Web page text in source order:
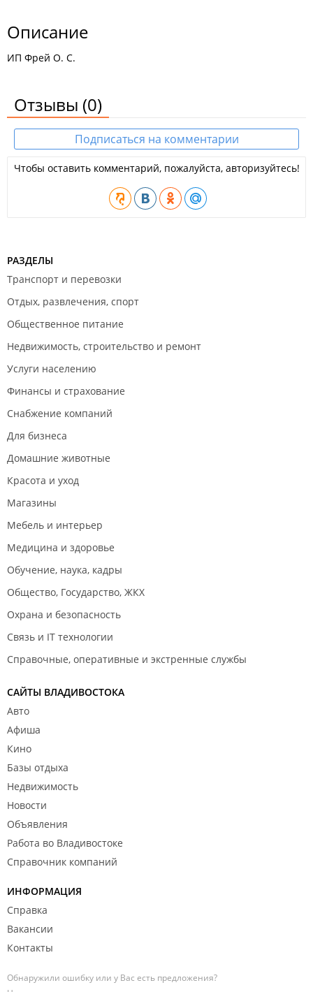
Описание
ИП Фрей О. С.
Отзывы (0)
Подписаться на комментарии
Чтобы оставить комментарий, пожалуйста, авторизуйтесь!
РАЗДЕЛЫ
Транспорт и перевозки
Отдых, развлечения, спорт
Общественное питание
Недвижимость, строительство и ремонт
Услуги населению
Финансы и страхование
Снабжение компаний
Для бизнеса
Домашние животные
Красота и уход
Магазины
Мебель и интерьер
Медицина и здоровье
Обучение, наука, кадры
Общество, Государство, ЖКХ
Охрана и безопасность
Связь и IT технологии
Справочные, оперативные и экстренные службы
САЙТЫ ВЛАДИВОСТОКА
Авто
Афиша
Кино
Базы отдыха
Недвижимость
Новости
Объявления
Работа во Владивостоке
Справочник компаний
ИНФОРМАЦИЯ
Справка
Вакансии
Контакты
Обнаружили ошибку или у Вас есть предложения?